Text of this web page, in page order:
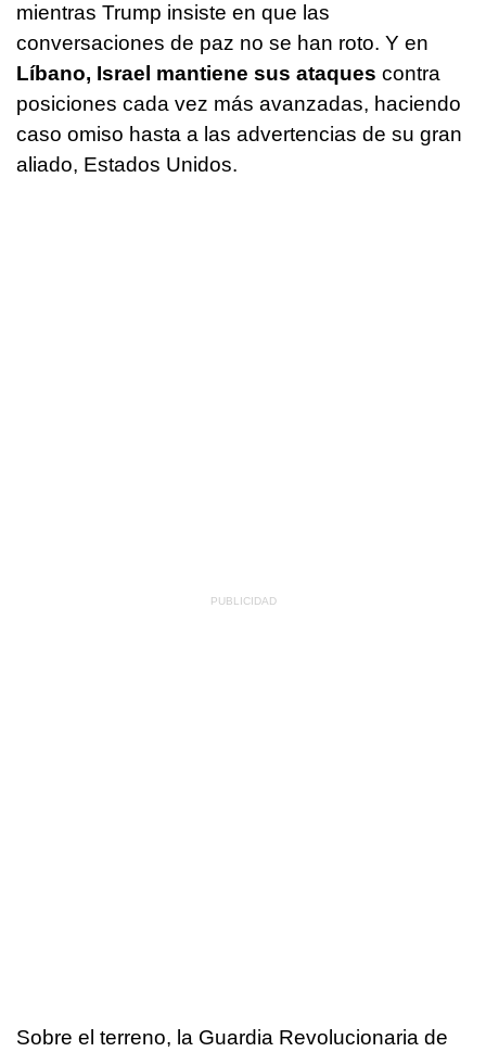
mientras Trump insiste en que las
conversaciones de paz no se han roto. Y en
Líbano, Israel mantiene sus ataques contra
posiciones cada vez más avanzadas, haciendo
caso omiso hasta a las advertencias de su gran
aliado, Estados Unidos.
Sobre el terreno, la Guardia Revolucionaria de